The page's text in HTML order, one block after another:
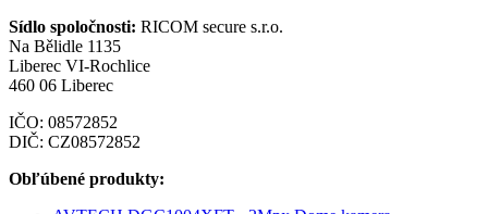
Sídlo spoločnosti: RICOM secure s.r.o.
Na Bělidle 1135
Liberec VI-Rochlice
460 06 Liberec
IČO: 08572852
DIČ: CZ08572852
Obľúbené produkty: